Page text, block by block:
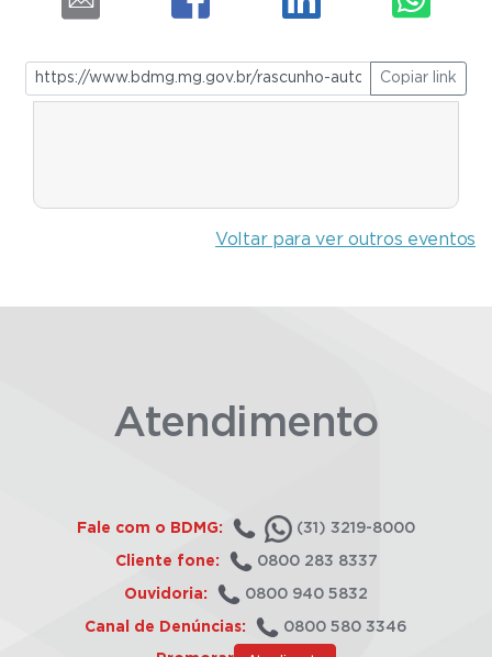
Copiar link
Voltar para ver outros eventos
Atendimento
Fale com o BDMG: (31) 3219-8000
Cliente fone: 0800 283 8337
Ouvidoria: 0800 940 5832
Canal de Denúncias: 0800 580 3346